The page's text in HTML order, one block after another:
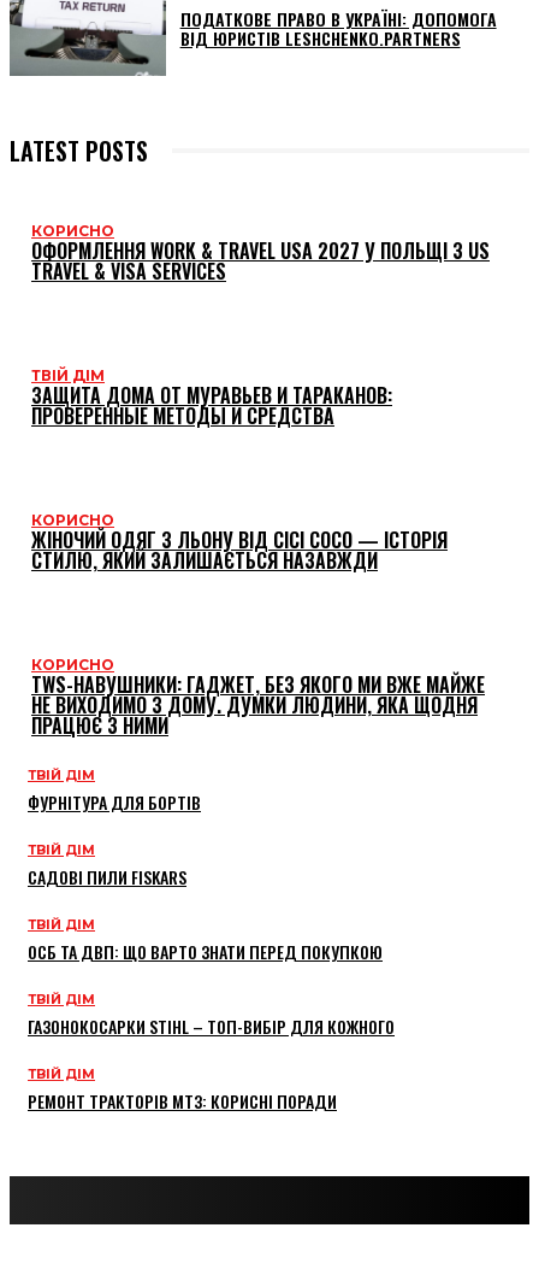
ПОДАТКОВЕ ПРАВО В УКРАЇНІ: ДОПОМОГА
ВІД ЮРИСТІВ LESHCHENKO.PARTNERS
LATEST POSTS
КОРИСНО
ОФОРМЛЕННЯ WORK & TRAVEL USA 2027 У ПОЛЬЩІ З US
TRAVEL & VISA SERVICES
ТВІЙ ДІМ
ЗАЩИТА ДОМА ОТ МУРАВЬЕВ И ТАРАКАНОВ:
ПРОВЕРЕННЫЕ МЕТОДЫ И СРЕДСТВА
КОРИСНО
ЖІНОЧИЙ ОДЯГ З ЛЬОНУ ВІД CICI COCO — ІСТОРІЯ
СТИЛЮ, ЯКИЙ ЗАЛИШАЄТЬСЯ НАЗАВЖДИ
КОРИСНО
TWS-НАВУШНИКИ: ГАДЖЕТ, БЕЗ ЯКОГО МИ ВЖЕ МАЙЖЕ
НЕ ВИХОДИМО З ДОМУ. ДУМКИ ЛЮДИНИ, ЯКА ЩОДНЯ
ПРАЦЮЄ З НИМИ
ТВІЙ ДІМ
ФУРНІТУРА ДЛЯ БОРТІВ
ТВІЙ ДІМ
САДОВІ ПИЛИ FISKARS
ТВІЙ ДІМ
ОСБ ТА ДВП: ЩО ВАРТО ЗНАТИ ПЕРЕД ПОКУПКОЮ
ТВІЙ ДІМ
ГАЗОНОКОСАРКИ STIHL – ТОП-ВИБІР ДЛЯ КОЖНОГО
ТВІЙ ДІМ
РЕМОНТ ТРАКТОРІВ МТЗ: КОРИСНІ ПОРАДИ